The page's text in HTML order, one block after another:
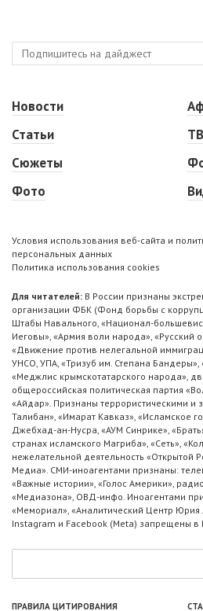
Новости
Статьи
Сюжеты
Фото
Условия использования веб-сайта и
персональных данных
Политика использования cookies
Для читателей: В России признаны
организации ФБК (Фонд борьбы с
Штабы Навального, «Национал-
Иеговы», «Армия воли народа», «Русский
«Движение против нелегальной
УНСО, УПА, «Тризуб им. Степана Бандеры»,
«Меджлис крымскотатарского народа»,
общероссийская политическая партия
«Айдар». Признаны террористическими
Талибан», «Имарат Кавказ», «Исламское
Джебхад-ан-Нусра, «АУМ Синрике»,
странах исламского Магриба», «Сеть»,
нежелательной деятельность «Открытой
Медиа». СМИ-иноагентами признаны:
«Важные истории», «Голос Америки»,
«Медиазона», ОВД-инфо. Иноагентами
«Мемориал», «Аналитический Центр Юрия
Instagram и Facebook (Metа) запрещены в
ПРАВИЛА ЦИТИРОВАНИЯ